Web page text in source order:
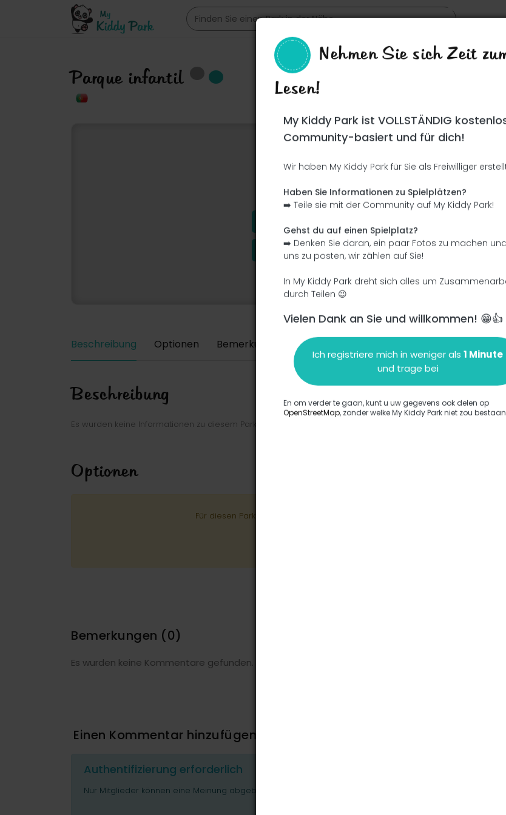
Parque infantil
Ce parc n'a pas encore été visité ! À toi de
Soit l'aventurier qui découvre ce parc en
Ich füge eine Beschreibung hinzu Ich füge die
Beschreibung Optionen Bemerkungen Einen Kommentar hinzufügen
Beschreibung
Es wurden keine Informationen zu diesem Park eingegeben.
Optionen
Für diesen Park wurde keine Option eingegeben.
Bemerkungen (0)
Es wurden keine Kommentare gefunden.
Einen Kommentar hinzufügen
Authentifizierung erforderlich
Nur Mitglieder können eine Meinung abgeben oder Fragen stellen.
Nehmen Sie sich Zeit
Lesen!
My Kiddy Park ist VOLLSTÄNDIG
Community-basiert und für dich!
Wir haben My Kiddy Park für Sie als Freiwilliger
Haben Sie Informationen zu Spielplätzen?
➡️ Teile sie mit der Community auf My Kiddy Park!
Gehst du auf einen Spielplatz?
➡️ Denken Sie daran, ein paar Fotos zu machen
uns zu posten, wir zählen auf Sie!
In My Kiddy Park dreht sich alles um
durch Teilen 😉
Vielen Dank an Sie und willkommen! 😁👍
Ich registriere mich in weniger als 1 Minute
und trage bei
En om verder te gaan, kunt u uw gegevens ook delen op
OpenStreetMap, zonder welke My Kiddy Park niet zou